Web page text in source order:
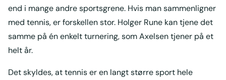
end i mange andre sportsgrene. Hvis man sammenligner
med tennis, er forskellen stor. Holger Rune kan tjene det
samme på én enkelt turnering, som Axelsen tjener på et
helt år.
Det skyldes, at tennis er en langt større sport hele